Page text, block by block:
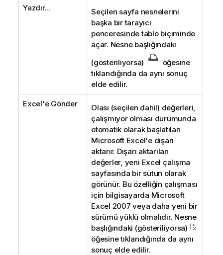
Yazdır...
Seçilen sayfa nesnelerini
başka bir tarayıcı
penceresinde tablo biçiminde
açar. Nesne başlığındaki
(gösteriliyorsa)
öğesine
tıklandığında da aynı sonuç
elde edilir.
Excel'e Gönder
Olası (seçilen dahil) değerleri,
çalışmıyor olması durumunda
otomatik olarak başlatılan
Microsoft Excel'e dışarı
aktarır. Dışarı aktarılan
değerler, yeni Excel çalışma
sayfasında bir sütun olarak
görünür. Bu özelliğin çalışması
için bilgisayarda Microsoft
Excel 2007 veya daha yeni bir
sürümü yüklü olmalıdır. Nesne
başlığındaki (gösteriliyorsa)
öğesine tıklandığında da aynı
sonuç elde edilir.